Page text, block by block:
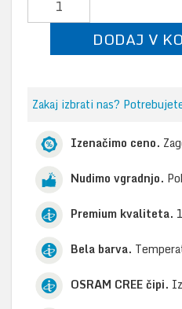
DODAJ V
Zakaj izbrati nas?
Izenačimo ceno.
Nudimo vgradnjo.
Premium kvaliteta.
Bela barva.
OSRAM CREE čipi​.